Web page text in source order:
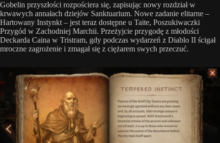
Gobelin przyszłości rozpościera się, zapisując nowy rozdział w
krwawych annałach dziejów Sanktuarium. Nowe zadanie elitarne –
Hartowany Instynkt – jest teraz dostępne u Taite, Poszukiwaczki
Przygód w Zachodniej Marchii. Przeżyjcie przygodę z młodości
Deckarda Caina w Tristram, gdy podczas wydarzeń z Diablo II ścigał
mroczne zagrożenie i zmagał się z ciężarem swych przeczuć.